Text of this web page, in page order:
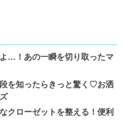
…！あの一瞬を切り取ったマ
を知ったらきっと驚く♡お洒
クローゼットを整える！便利